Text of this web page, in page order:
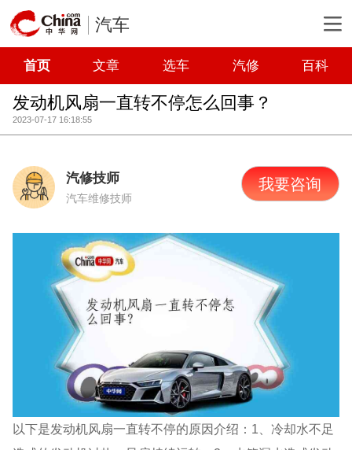
汽车
首页 文章 选车 汽修 百科
发动机风扇一直转不停怎么回事？
2023-07-17 16:18:55
汽修技师
汽车维修技师
我要咨询
以下是发动机风扇一直转不停的原因介绍：1、冷却水不足